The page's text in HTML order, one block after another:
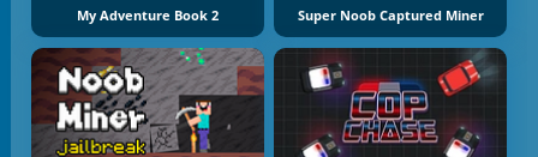
My Adventure Book 2 Super Noob Captured Miner